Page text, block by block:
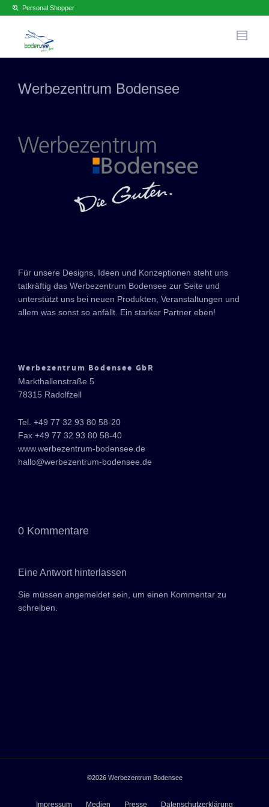
Personal Shopper
Werbezentrum Bodensee
Für unsere Designs, Ideen und Konzeptionen steht uns
tatkräftig das Werbezentrum Bodensee zur Seite und
unterstützt uns bei neuen Produkten, Veranstaltungen und
allem was sonst so anfällt. Ein starker Partner eben!
Werbezentrum Bodensee GbR
Markthallenstraße 5
78315 Radolfzell
Tel. +49 77 32 93 80 58-20
Fax +49 77 32 93 80 58-40
www.werbezentrum-bodensee.de
hallo@werbezentrum-bodensee.de
0 Kommentare
Eine Antwort hinterlassen
Sie müssen angemeldet sein,
um einen Kommentar zu
schreiben.
©2026 Werbezentrum Bodensee
Impressum Medien Presse Datenschutzerklärung